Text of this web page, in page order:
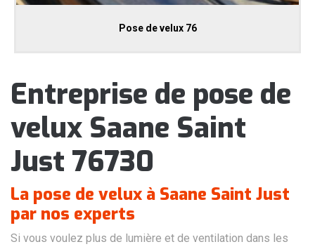
Pose de velux 76
Entreprise de pose de
velux Saane Saint
Just 76730
La pose de velux à Saane Saint Just
par nos experts
Si vous voulez plus de lumière et de ventilation dans les